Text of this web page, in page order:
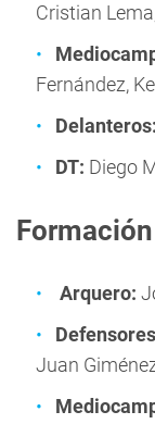
Cristian
Fernández,
Delanteros:
DT: Diego
Arquero:
Juan